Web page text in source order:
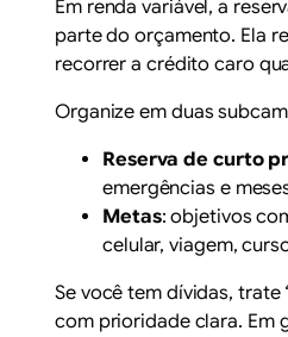
Em renda variável, a
parte do orçamento. Ela
recorrer a crédito caro
Organize em duas
Reserva de curto
emergências e
Metas: objetivos
celular, viagem,
Se você tem dívidas, trate
com prioridade clara. Em